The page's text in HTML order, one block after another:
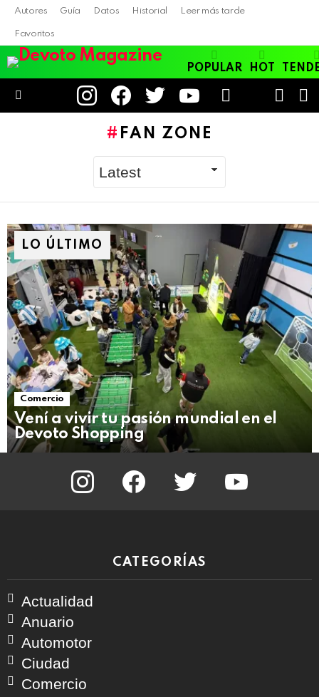
Autores Guía Datos Historial Leer más tarde
Favoritos
POPULAR HOT
instagramfacebooktwitter youtube
SKIN
FAN ZONE
LO ÚLTIMO
Comercio
Vení a vivir tu pasión mundial en el
Devoto Shopping
instagram facebook twitter
CATEGORÍAS
Actualidad
Anuario
Automotor
Ciudad
Comercio